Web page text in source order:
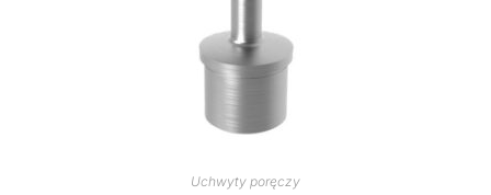
Uchwyty poręczy